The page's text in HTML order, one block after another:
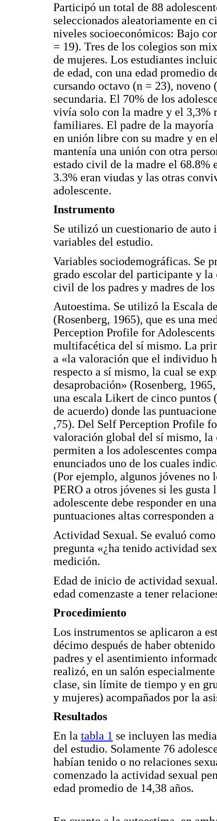
Participó un total de 88
seleccionados aleatoriamente en
niveles socioeconómicos: Bajo
= 19). Tres de los colegios son
de mujeres. Los estudiantes
de edad, con una edad promedio
cursando octavo (n = 23),
secundaria. El 70% de los
vivía solo con la madre y el 3,3%
familiares. El padre de la mayoría
en unión libre con su madre y en
mantenía una unión con otra
estado civil de la madre el 68.8%
3.3% eran viudas y las otras
adolescente.
Instrumento
Se utilizó un cuestionario de auto
variables del estudio.
Variables sociodemográficas. Se
grado escolar del participante y
civil de los padres y madres de los
Autoestima. Se utilizó la Escala
(Rosenberg, 1965), que es una
Perception Profile for
multifacética del sí mismo. La
a «la valoración que el individuo
respecto a sí mismo, la cual se
desaprobación» (Rosenberg,
una escala Likert de cinco puntos
de acuerdo) donde las
,75). Del Self Perception Profile
valoración global del sí mismo, la
permiten a los adolescentes
enunciados uno de los cuales
(Por ejemplo, algunos jóvenes no
PERO a otros jóvenes si les
adolescente debe responder en
puntuaciones altas corresponden
Actividad Sexual. Se evaluó
pregunta «¿ha tenido actividad
medición.
Edad de inicio de actividad
edad comenzaste a tener
Procedimiento
Los instrumentos se aplicaron a
décimo después de haber
padres y el asentimiento
realizó, en un salón
clase, sin límite de tiempo y en
y mujeres) acompañados por la
Resultados
En la tabla 1 se incluyen las
del estudio. Solamente 76
habían tenido o no relaciones
comenzado la actividad sexual
edad promedio de 14,38 años.